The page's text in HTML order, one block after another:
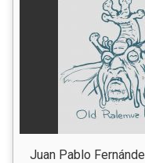
Juan Pablo